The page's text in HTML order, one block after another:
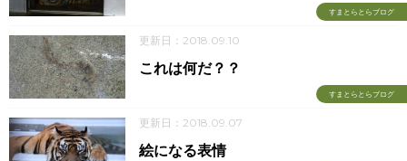
すまとらとらブログ
更新日：2018.09.10
すまとらとらブログ
これは何だ？？
更新日：2018.09.07
絵になる表情